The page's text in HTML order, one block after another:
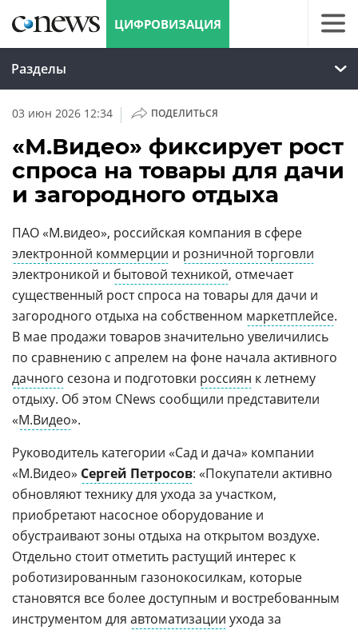
ЦИФРОВИЗАЦИЯ
Разделы
03 июн 2026 12:34 | ПОДЕЛИТЬСЯ
«М.Видео» фиксирует рост
спроса на товары для дачи
и загородного отдыха
ПАО «М.видео», российская компания в сфере
электронной коммерции и розничной торговли
электроникой и бытовой техникой, отмечает
существенный рост спроса на товары для дачи и
загородного отдыха на собственном маркетплейсе.
В мае продажи товаров значительно увеличились
по сравнению с апрелем на фоне начала активного
дачного сезона и подготовки россиян к летнему
отдыху. Об этом CNews сообщили представители
«М.Видео».
Руководитель категории «Сад и дача» компании
«М.Видео» Сергей Петросов: «Покупатели активно
обновляют технику для ухода за участком,
приобретают насосное оборудование и
обустраивают зоны отдыха на открытом воздухе.
Отдельно стоит отметить растущий интерес к
роботизированным газонокосилкам, которые
становятся все более доступным и востребованным
инструментом для автоматизации ухода за